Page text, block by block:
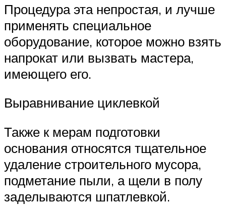
Процедура эта непростая, и лучше
применять специальное
оборудование, которое можно взять
напрокат или вызвать мастера,
имеющего его.
Выравнивание циклевкой
Также к мерам подготовки
основания относятся тщательное
удаление строительного мусора,
подметание пыли, а щели в полу
заделываются шпатлевкой.